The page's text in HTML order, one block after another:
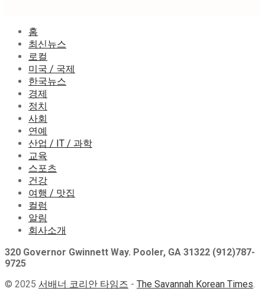
홈
최신뉴스
로컬
미국 / 국제
한국뉴스
경제
정치
사회
연예
산업 / IT / 과학
교육
스포츠
건강
여행 / 맛집
컬럼
알림
회사소개
320 Governor Gwinnett Way. Pooler, GA 31322 (912)787-
9725
© 2025 서배너 코리안 타임즈 - The Savannah Korean Times.